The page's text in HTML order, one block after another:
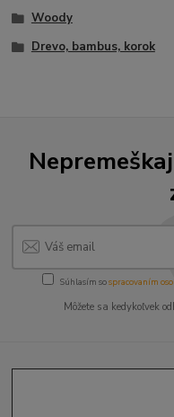
Woody
Drevo, bambus, korok
Súhlasím sospracovaním
Môžete sa kedykoľvek